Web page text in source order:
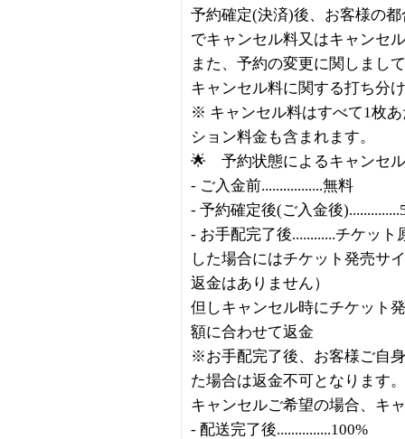
予約確定(決済)後、お客様の
でキャンセル料又はキャンセ
また、予約の変更に関しまし
キャンセル料に関する打ち分
※ キャンセル料はすべて1枚
ション料金も含まれます。
🌟 予約状態によるキャンセ
- ご入金前.................無料
- 予約確定後(ご入金後
- お手配完了後............チケッ
した場合にはチケット発売サ
返金はありません）
但しキャンセル時にチケット
額に合わせて返金
※お手配完了後、お客様ご自
た場合は返金不可となります。
キャンセルご希望の場合、キ
- 配送完了後...............100%